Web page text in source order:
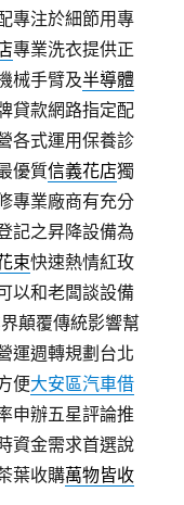
專注於細節用專
專業洗衣提供正
械手臂及半導體
貸款網路指定配
各式運用保養診
優質信義花店獨
專業廠商有充分
記之昇降設備為
束快速熱情紅玫
以和老闆談設備
顛覆傳統影響幫
運週轉規劃台北
便大安區汽車借
申辦五星評論推
資金需求首選說
葉收購萬物皆收